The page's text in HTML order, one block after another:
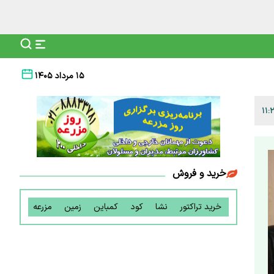
۱۵ مرداد ۱۴۰۵
خرید و فروش
خرید تراکتور نشا کود کمباین زمین مزرعه